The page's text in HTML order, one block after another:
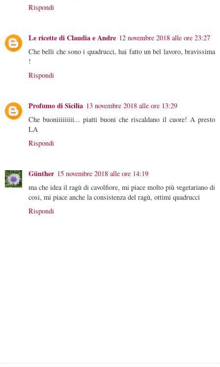
Rispondi
Le ricette di Claudia e Andre 12 novembre 2018 alle ore 23:27
Che belli che sono i quadrucci, hai fatto un bel lavoro, bravissima
!
Rispondi
Profumo di Sicilia 13 novembre 2018 alle ore 13:29
Che buoniiiiiiiii... piatti buoni che riscaldano il cuore! A presto
LA
Rispondi
Günther 15 novembre 2018 alle ore 14:19
ma che idea il ragù di cavolfiore, mi piace molto più vegetariano di
cosi, mi piace anche la consistenza del ragù, ottimi quadrucci
Rispondi